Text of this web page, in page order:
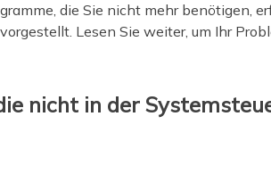
die Sie nicht mehr benötigen,
Lesen Sie weiter, um Ihr
nicht in der